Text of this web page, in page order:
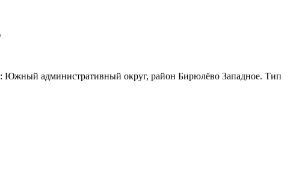
Южный административный округ, район Бирюлёво Западное. Тип